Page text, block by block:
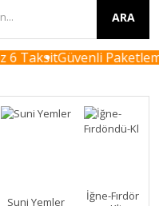
ARA
TaksitGüvenli
Suni Yemler
İğne-Fırdöndü-